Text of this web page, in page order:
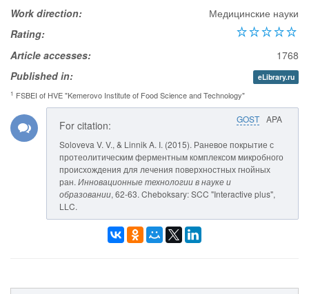
Work direction:
Медицинские науки
Rating:
Article accesses:
1768
Published in:
eLibrary.ru
1 FSBEI of HVE "Kemerovo Institute of Food Science and Technology"
GOST APA
For citation:
Soloveva V. V., & Linnik A. I. (2015). Раневое покрытие с
протеолитическим ферментным комплексом микробного
происхождения для лечения поверхностных гнойных
ран. Инновационные технологии в науке и
образовании, 62-63. Cheboksary: SCC "Interactive plus",
LLC.